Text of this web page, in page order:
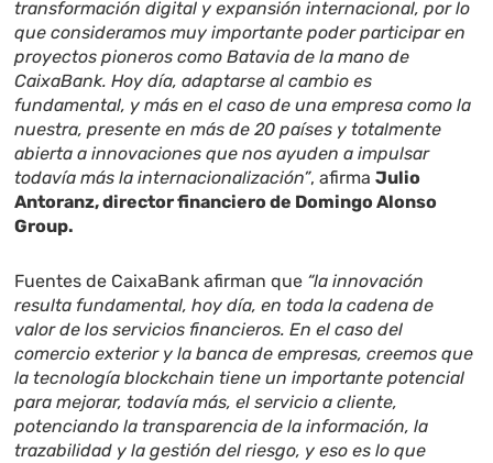
transformación digital y expansión internacional, por lo
que consideramos muy importante poder participar en
proyectos pioneros como Batavia de la mano de
CaixaBank. Hoy día, adaptarse al cambio es
fundamental, y más en el caso de una empresa como la
nuestra, presente en más de 20 países y totalmente
abierta a innovaciones que nos ayuden a impulsar
todavía más la internacionalización”, afirmaJulio
Antoranz, director financiero de Domingo Alonso
Group.
Fuentes de CaixaBank afirman que “la innovación
resulta fundamental, hoy día, en toda la cadena de
valor de los servicios financieros. En el caso del
comercio exterior y la banca de empresas, creemos que
la tecnología blockchain tiene un importante potencial
para mejorar, todavía más, el servicio a cliente,
potenciando la transparencia de la información, la
trazabilidad y la gestión del riesgo, y eso es lo que